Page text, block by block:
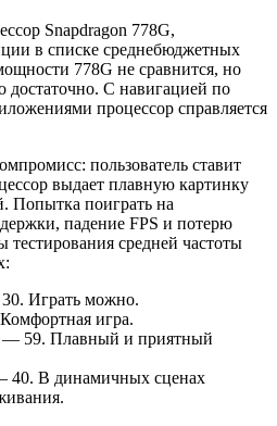
Snapdragon 778G,
в списке среднебюджетных
778G не сравнится, но
достаточно. С навигацией по
процессор справляется
пользователь ставит
выдает плавную картинку
Попытка поиграть на
падение FPS и потерю
тестирования средней частоты
Играть можно.
игра.
— 59. Плавный и приятный
40. В динамичных сценах